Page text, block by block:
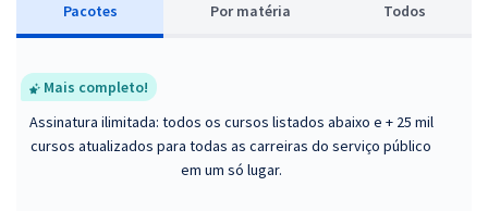
Pacotes Por matéria Todos
Mais completo!
Assinatura ilimitada: todos os cursos listados abaixo e + 25 mil
cursos atualizados para todas as carreiras do serviço público
em um só lugar.